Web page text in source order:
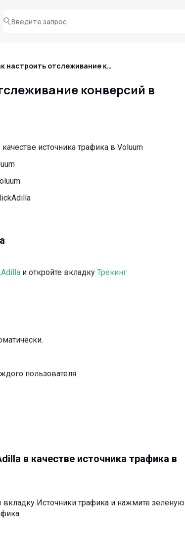
Как настроить отслеживание конверсий в Voluum?
конверсий в
источника трафика в Voluum
и откройте вкладку Трекинг
пользователя.
в качестве источника трафика в
вкладку Источники трафика и нажмите зеленую